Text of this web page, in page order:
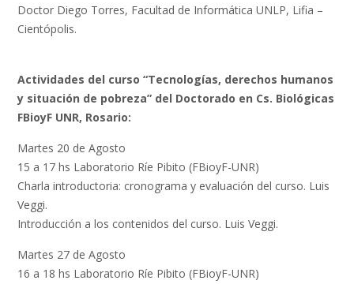
Doctor Diego Torres, Facultad de Informática UNLP, Lifia –
Cientópolis.
Actividades del curso “Tecnologías, derechos humanos
y situación de pobreza” del Doctorado en Cs. Biológicas
FBioyF UNR, Rosario:
Martes 20 de Agosto
15 a 17 hs Laboratorio Ríe Pibito (FBioyF-UNR)
Charla introductoria: cronograma y evaluación del curso. Luis
Veggi.
Introducción a los contenidos del curso. Luis Veggi.
Martes 27 de Agosto
16 a 18 hs Laboratorio Ríe Pibito (FBioyF-UNR)